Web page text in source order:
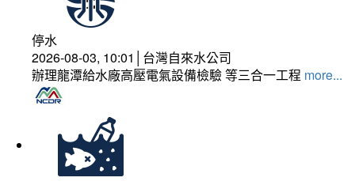
停水
2026-08-03, 10:01│台灣自來水公司
辦理龍潭給水廠高壓電氣設備檢驗 等三合一工程 more...